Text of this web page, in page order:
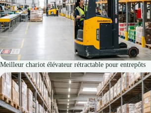
Meilleur chariot élévateur rétractable pour entrepôts